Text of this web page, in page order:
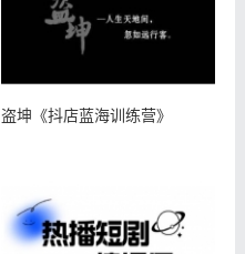
盗坤《抖店蓝海训练营》